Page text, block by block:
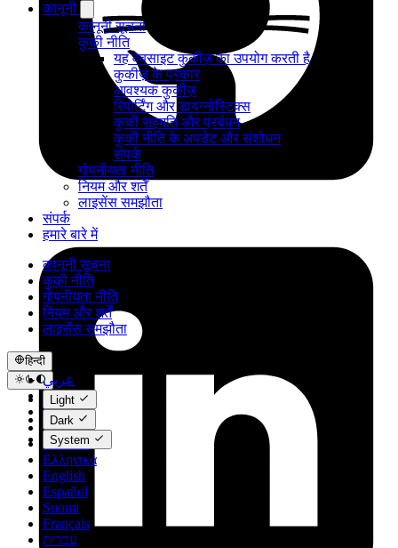
कानूनी
कानूनी सूचना
कुकी नीति
यह वेबसाइट कुकीज़ का उपयोग करती है
कुकीज़ के प्रकार
आवश्यक कुकीज़
रिपोर्टिंग और डायग्नोस्टिक्स
कुकी सहमति और प्रबंधन
कुकी नीति के अपडेट और संशोधन
संपर्क
गोपनीयता नीति
नियम और शर्तें
लाइसेंस समझौता
संपर्क
हमारे बारे में
कानूनी सूचना
कुकी नीति
गोपनीयता नीति
नियम और शर्तें
लाइसेंस समझौता
हिन्दी
عربي
Català
Čeština
Dansk
Deutsch
Ελληνικά
English
Español
Suomi
Français
עברית
Light
Dark
System